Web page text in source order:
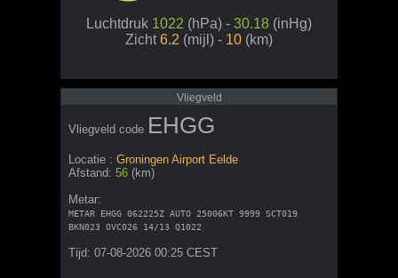
Luchtdruk 1022 (hPa) - 30.18 (inHg)
Zicht6.2 (mijl) - 10 (km)
Vliegveld
Vliegveld code EHGG
Locatie : Groningen Airport Eelde
Afstand: 56 (km)
Metar:
METAR EHGG 062225Z AUTO 25006KT 9999 SCT019
BKN023 OVC026 14/13 Q1022
Tijd: 07-08-2026 00:25 CEST